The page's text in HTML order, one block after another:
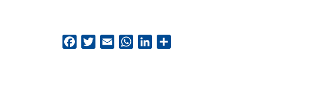
FacebookTwitterEmail WhatsApp
LinkedIn